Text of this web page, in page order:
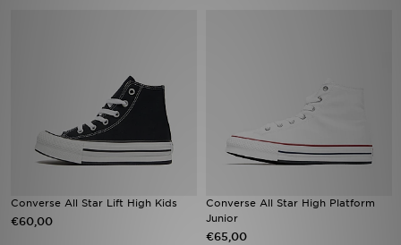
Converse All Star Lift High Kids
€60,00
Converse All Star High Platform
Junior
€65,00
Bestelling traceren
Download de app